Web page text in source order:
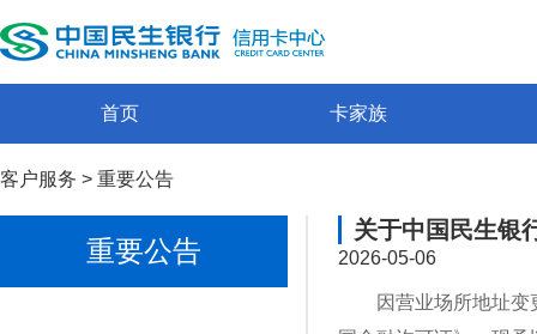
首页 卡家族
客户服务 > 重要公告
重要公告
关于中国民生银
2026-05-06
因营业场所地址